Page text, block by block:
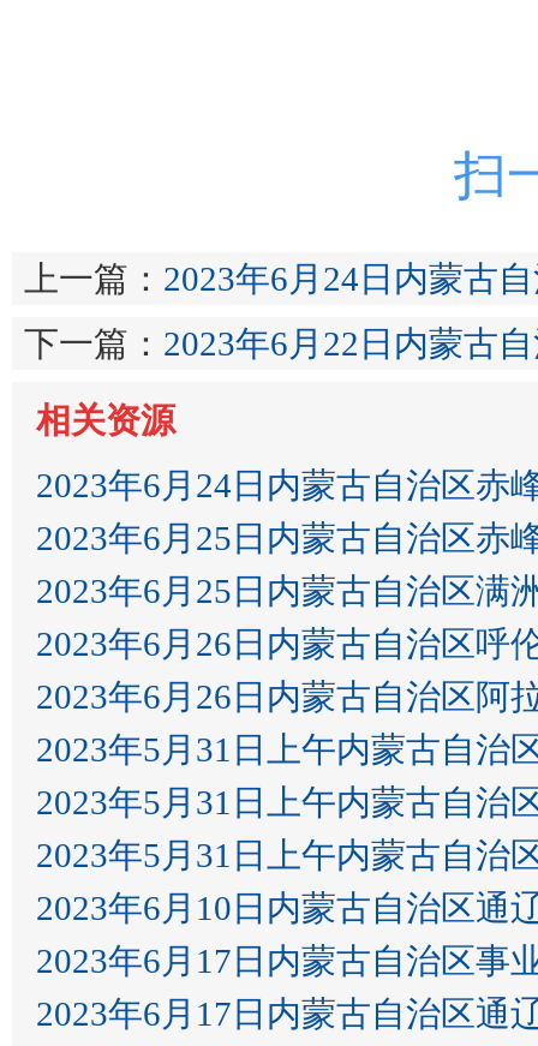
扫
上一篇： 2023年6月24日内蒙古
下一篇： 2023年6月22日内蒙古
相关资源
2023年6月24日内蒙古自治区赤
2023年6月25日内蒙古自治区赤
2023年6月25日内蒙古自治区满
2023年6月26日内蒙古自治区呼
2023年6月26日内蒙古自治区阿
2023年5月31日上午内蒙古自治
2023年5月31日上午内蒙古自治
2023年5月31日上午内蒙古自治
2023年6月10日内蒙古自治区通
2023年6月17日内蒙古自治区事
2023年6月17日内蒙古自治区通